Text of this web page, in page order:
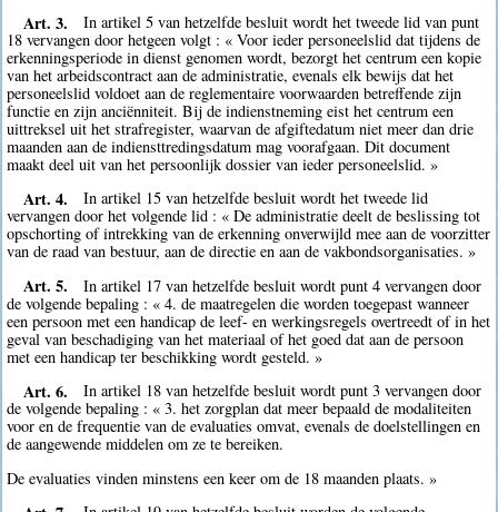
Art. 3.
In artikel 5 van hetzelfde besluit wordt het tweede lid van punt
18 vervangen door hetgeen volgt : « Voor ieder personeelslid dat tijdens de
erkenningsperiode in dienst genomen wordt, bezorgt het centrum een kopie
van het arbeidscontract aan de administratie, evenals elk bewijs dat het
personeelslid voldoet aan de reglementaire voorwaarden betreffende zijn
functie en zijn anciënniteit. Bij de indienstneming eist het centrum een
uittreksel uit het strafregister, waarvan de afgiftedatum niet meer dan drie
maanden aan de indiensttredingsdatum mag voorafgaan. Dit document
maakt deel uit van het persoonlijk dossier van ieder personeelslid. »
Art. 4.
In artikel 15 van hetzelfde besluit wordt het tweede lid
vervangen door het volgende lid : « De administratie deelt de beslissing tot
opschorting of intrekking van de erkenning onverwijld mee aan de voorzitter
van de raad van bestuur, aan de directie en aan de vakbondsorganisaties. »
Art. 5.
In artikel 17 van hetzelfde besluit wordt punt 4 vervangen door
de volgende bepaling : « 4. de maatregelen die worden toegepast wanneer
een persoon met een handicap de leef- en werkingsregels overtreedt of in het
geval van beschadiging van het materiaal of het goed dat aan de persoon
met een handicap ter beschikking wordt gesteld. »
Art. 6.
In artikel 18 van hetzelfde besluit wordt punt 3 vervangen door
de volgende bepaling : « 3. het zorgplan dat meer bepaald de modaliteiten
voor en de frequentie van de evaluaties omvat, evenals de doelstellingen en
de aangewende middelen om ze te bereiken.
De evaluaties vinden minstens een keer om de 18 maanden plaats. »